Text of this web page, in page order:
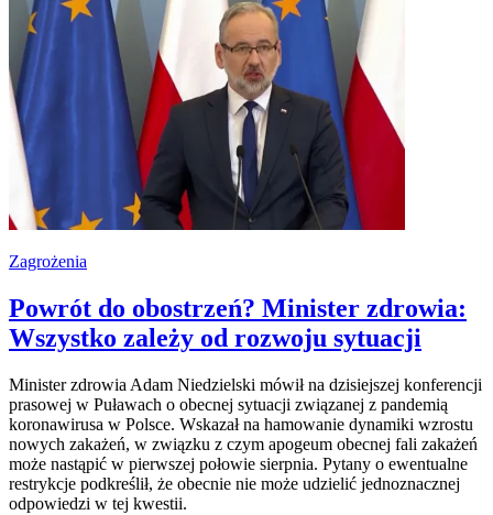
Zagrożenia
Powrót do obostrzeń? Minister zdrowia:
Wszystko zależy od rozwoju sytuacji
Minister zdrowia Adam Niedzielski mówił na dzisiejszej konferencji
prasowej w Puławach o obecnej sytuacji związanej z pandemią
koronawirusa w Polsce. Wskazał na hamowanie dynamiki wzrostu
nowych zakażeń, w związku z czym apogeum obecnej fali zakażeń
może nastąpić w pierwszej połowie sierpnia. Pytany o ewentualne
restrykcje podkreślił, że obecnie nie może udzielić jednoznacznej
odpowiedzi w tej kwestii.